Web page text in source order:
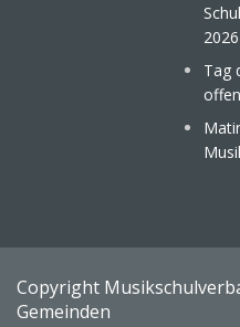
Tag
Copyright
Gemeinden